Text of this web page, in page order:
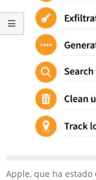
Apple, que ha